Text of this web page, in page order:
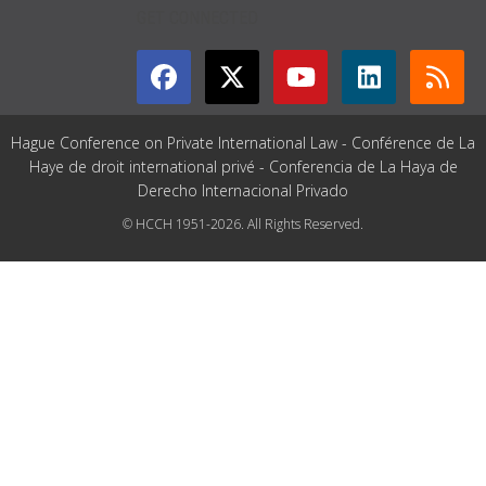
Hague Conference on Private International Law - Conférence de La
Haye de droit international privé - Conferencia de La Haya de
Derecho Internacional Privado
© HCCH 1951-2026. All Rights Reserved.